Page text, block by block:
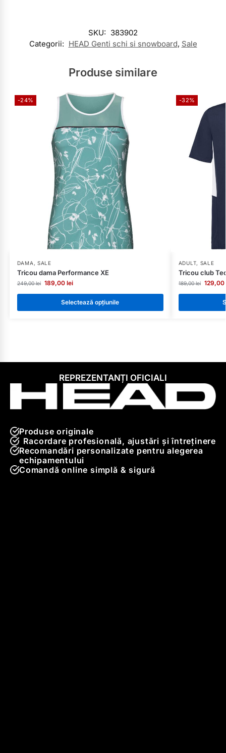
SKU: 383902
Categorii: HEAD Genti schi si snowboard, Sale
Produse similare
-24%
DAMA , SALE
Tricou dama Performance XE
249,00lei 189,00 lei
Selectează opțiunile
-32%
ADULT, SALE
Tricou club
189,00lei 129,00
REPREZENTANȚI OFICIALI
Produse originale
Racordare profesională, ajustări și întreținere
Recomandări personalizate pentru alegerea
echipamentului
Comandă online simplă & sigură